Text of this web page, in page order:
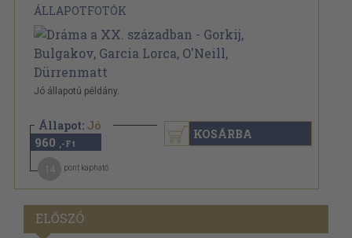
ÁLLAPOTFOTÓK
Jó állapotú példány.
Állapot: Jó
960 ,-Ft
pont kapható
KOSÁRBA
ELŐSZÓ